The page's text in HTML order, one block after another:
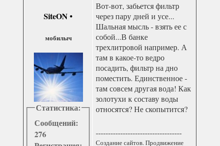
SiteON •
мобилыч
Статистика:
Сообщений:
276
Вот-вот, забьется фильтр
через пару дней и усе...
Шальная мысль - взять ее с
собой...В банке
трехлитровой например. А
там в какое-то ведро
посадить, фильтр на дно
поместить. Единственное -
там совсем другая вода! Как
золотухи к составу воды
относятся? Не скопытится?
-----------------------------------
Создание сайтов. Продвижение